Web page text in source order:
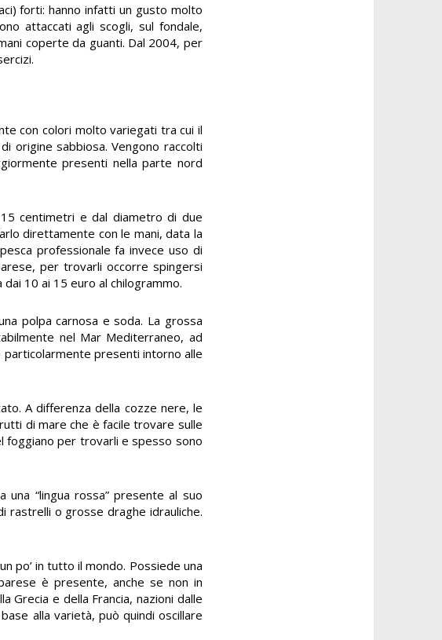
forti: hanno infatti un gusto molto
attaccati agli scogli, sul fondale,
coperte da guanti. Dal 2004, per
con colori molto variegati tra cui il
origine sabbiosa. Vengono raccolti
presenti nella parte nord
centimetri e dal diametro di due
direttamente con le mani, data la
professionale fa invece uso di
per trovarli occorre spingersi
10 ai 15 euro al chilogrammo.
polpa carnosa e soda. La grossa
nel Mar Mediterraneo, ad
particolarmente presenti intorno alle
A differenza della cozze nere, le
di mare che è facile trovare sulle
foggiano per trovarli e spesso sono
“lingua rossa” presente al suo
rastrelli o grosse draghe idrauliche.
po’ in tutto il mondo. Possiede una
è presente, anche se non in
Grecia e della Francia, nazioni dalle
alla varietà, può quindi oscillare